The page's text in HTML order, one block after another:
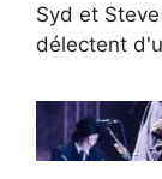
Syd et
délectent